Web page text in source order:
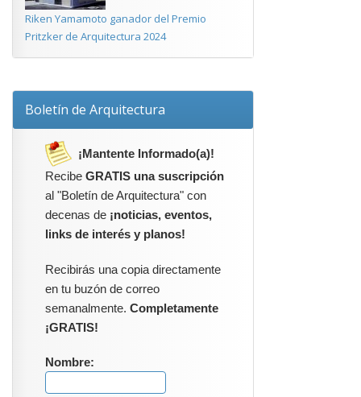
Riken Yamamoto ganador del Premio
Pritzker de Arquitectura 2024
Boletín de Arquitectura
¡Mantente Informado(a)!
Recibe GRATIS una suscripción
al "Boletín de Arquitectura" con
decenas de ¡noticias, eventos,
links de interés y planos!
Recibirás una copia directamente
en tu buzón de correo
semanalmente. Completamente
¡GRATIS!
Nombre: